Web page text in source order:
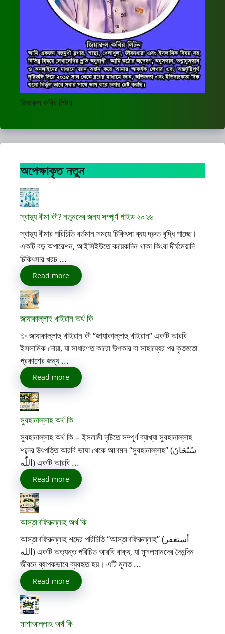
জিয়ারুল কবির লিটন
অপেক্ষাকৃত নতুন
স্বাস্থ্য বীমা কী? নতুনদের জন্য সম্পূর্ণ গাইড ২০২৬
স্বাস্থ্য বীমার পরিচিতি বর্তমান সময়ে চিকিৎসা ব্যয় দ্রুত বৃদ্ধি পাচ্ছে।
একটি বড় অপারেশন, আইসিইউতে কয়েকদিন থাকা কিংবা দীর্ঘমেয়াদি
চিকিৎসার খরচ ...
Read more
জাযাকাল্লাহ খাইরান অর্থ কি
✨ জাযাকাল্লাহু খাইরান কী “জাযাকাল্লাহু খাইরান” একটি আরবি
ইসলামিক দোয়া, যা সাধারণত কারো উপকার বা সাহায্যের পর কৃতজ্ঞতা
প্রকাশের জন্য ...
Read more
সুবহানাল্লাহ অর্থ কি
সুবহানাল্লাহ অর্থ কি – ইসলামী দৃষ্টিতে সম্পূর্ণ ব্যাখ্যা সুবহানাল্লাহ
শব্দের উৎপত্তি আরবি ভাষা থেকে আগমন “সুবহানাল্লাহ” (سُبْحَانَ
اللّٰه) একটি আরবি ...
Read more
আস্তাগফিরুল্লাহ অর্থ কি
আস্তাগফিরুল্লাহ শব্দের পরিচিতি “আস্তাগফিরুল্লাহ” (أستغفر
الله) একটি অত্যন্ত পরিচিত আরবি বাক্য, যা মুসলমানদের দৈনন্দিন
জীবনে ব্যাপকভাবে ব্যবহৃত হয়। এটি মূলত ...
Read more
মাশাআল্লাহ অর্থ কি